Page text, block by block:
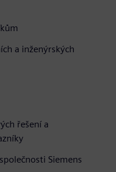
a inženýrských
řešení a
Siemens